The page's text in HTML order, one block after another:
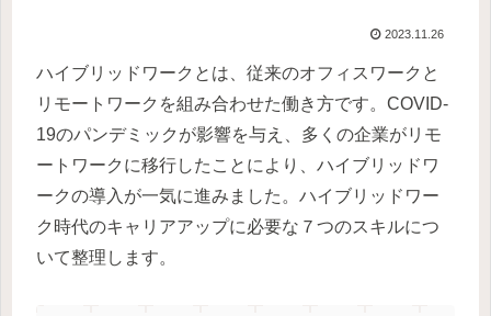
2023.11.26
ハイブリッドワークとは、従来のオフィスワークと
リモートワークを組み合わせた働き方です。COVID-
19のパンデミックが影響を与え、多くの企業がリモ
ートワークに移行したことにより、ハイブリッドワ
ークの導入が一気に進みました。ハイブリッドワー
ク時代のキャリアアップに必要な７つのスキルにつ
いて整理します。